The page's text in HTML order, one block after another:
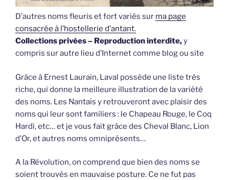
D’autres noms fleuris et fort variés sur ma page
consacrée à l’hostellerie d’antant.
Collections privées – Reproduction interdite,y
compris sur autre lieu d’Internet comme blog ou site
Grâce à Ernest Laurain, Laval possède une liste très
riche, qui donne la meilleure illustration de la variété
des noms. Les Nantais y retrouveront avec plaisir des
noms qui leur sont familiers : le Chapeau Rouge, le Coq
Hardi, etc… et je vous fait grâce des Cheval Blanc, Lion
d’Or, et autres noms omniprésents…
A la Révolution, on comprend que bien des noms se
soient trouvés en mauvaise posture. Ce ne fut pas